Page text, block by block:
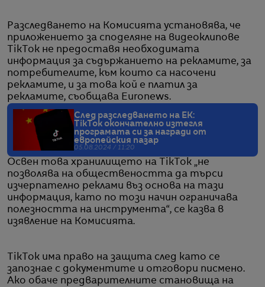
Разследването на Комисията установява, че
приложението за споделяне на видеоклипове
TikTok не предоставя необходимата
информация за съдържанието на рекламите, за
потребителите, към които са насочени
рекламите, и за това кой е платил за
рекламите, съобщава Euronews.
След разследването на ЕК:
TikTok окончателно изтегля
програмата си за награди от
европейския пазар
05.08.2024 / 11:20
Освен това хранилището на TikTok „не
позволява на обществеността да търси
изчерпателно реклами въз основа на тази
информация, като по този начин ограничава
полезността на инструмента“, се казва в
изявление на Комисията.
TikTok има право на защита след като се
запознае с документите и отговори писмено.
Ако обаче предварителните становища на